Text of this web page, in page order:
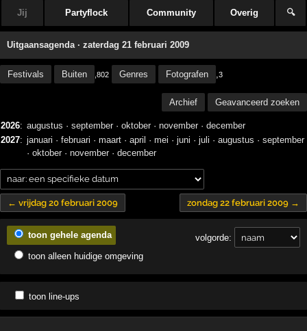
Jij Partyflock Community Overig 🔍
Uitgaansagenda · zaterdag 21 februari 2009
Festivals Buiten ,802 Genres Fotografen ,3
Archief Geavanceerd zoeken
2026: augustus · september· oktober· november· december
2027: januari · februari · maart · april · mei · juni · juli · augustus · september
· oktober· november· december
← vrijdag 20 februari 2009 zondag 22 februari 2009 →
volgorde:
toon gehele agenda
toon alleen huidige omgeving
toon line-ups